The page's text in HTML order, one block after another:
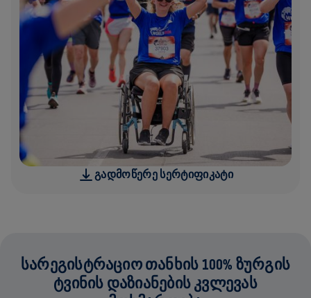
ᲒᲐᲓᲛᲝᲬᲔᲠᲔ ᲡᲔᲠᲢᲘᲤᲘᲙᲐᲢᲘ
ᲡᲐᲠᲔᲒᲘᲡᲢᲠᲐᲪᲘᲝ ᲗᲐᲜᲮᲘᲡ 100% ᲖᲣᲠᲒᲘᲡ
ᲢᲕᲘᲜᲘᲡ ᲓᲐᲖᲘᲐᲜᲔᲑᲘᲡ ᲙᲕᲚᲔᲕᲐᲡ